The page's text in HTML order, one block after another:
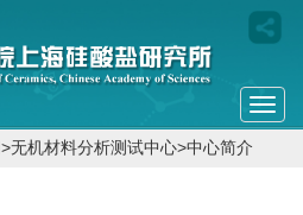
>无机材料分析测试中心>中心简介